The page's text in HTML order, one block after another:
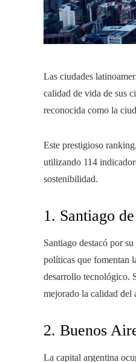
Las ciudades
calidad de vida de sus
reconocida como la
Este prestigioso
utilizando 114
sostenibilidad.
1. Santiago
Santiago destacó por
políticas que fomentan
desarrollo tecnológico.
mejorado la calidad del
2. Buenos
La capital argentina